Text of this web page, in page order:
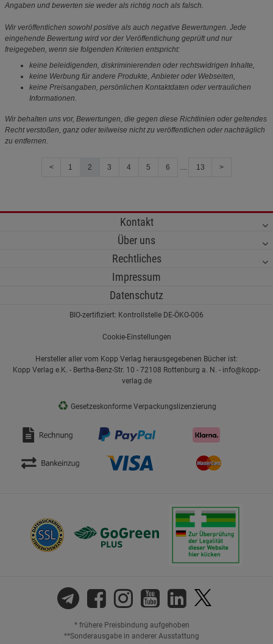
Angaben und bewerten sie weder als richtig noch als falsch.
Wir veröffentlichen sowohl positive als auch negative Bewertungen. Jede
eingehende Bewertung wird vor der Veröffentlichung geprüft und nur
freigegeben, wenn sie folgenden Kriterien entspricht:
keine beleidigenden, diskriminierenden oder rechtswidrigen Inhalte,
keine Werbung für andere Produkte, Anbieter oder Webseiten,
keine Preisangaben, persönlichen Kontaktdaten oder vertraulichen
Informationen.
Wir behalten uns vor, Bewertungen, die gegen diese Richtlinien oder geltendes
Recht verstoßen, ganz oder teilweise nicht zu veröffentlichen oder nachträglich
zu entfernen.
< 1 2 3 4 5 6 .... 13 >
Kontakt
Über uns
Rechtliches
Impressum
Datenschutz
BIO-zertifiziert: Kontrollstelle DE-ÖKO-006
Cookie-Einstellungen
Hersteller aller vom Kopp Verlag herausgegebenen Bücher ist:
Kopp Verlag e.K. - Bertha-Benz-Str. 10 - 72108 Rottenburg a. N. - info@kopp-
verlag.de
♻ Gesetzeskonforme Verpackungslizenzierung
* frühere Preisbindung aufgehoben
**Sonderausgabe in anderer Ausstattung